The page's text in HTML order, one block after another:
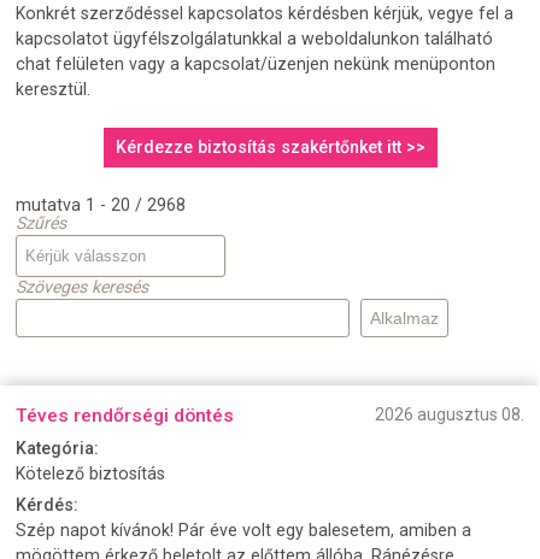
Konkrét szerződéssel kapcsolatos kérdésben kérjük, vegye fel a
kapcsolatot ügyfélszolgálatunkkal a weboldalunkon található
chat felületen vagy a kapcsolat/üzenjen nekünk menüponton
keresztül.
Kérdezze biztosítás szakértőnket itt >>
mutatva 1 - 20 / 2968
Szűrés
Szöveges keresés
Téves rendőrségi döntés
2026 augusztus 08.
Kategória:
Kötelező biztosítás
Kérdés:
Szép napot kívánok! Pár éve volt egy balesetem, amiben a
mögöttem érkező beletolt az előttem állóba. Ránézésre